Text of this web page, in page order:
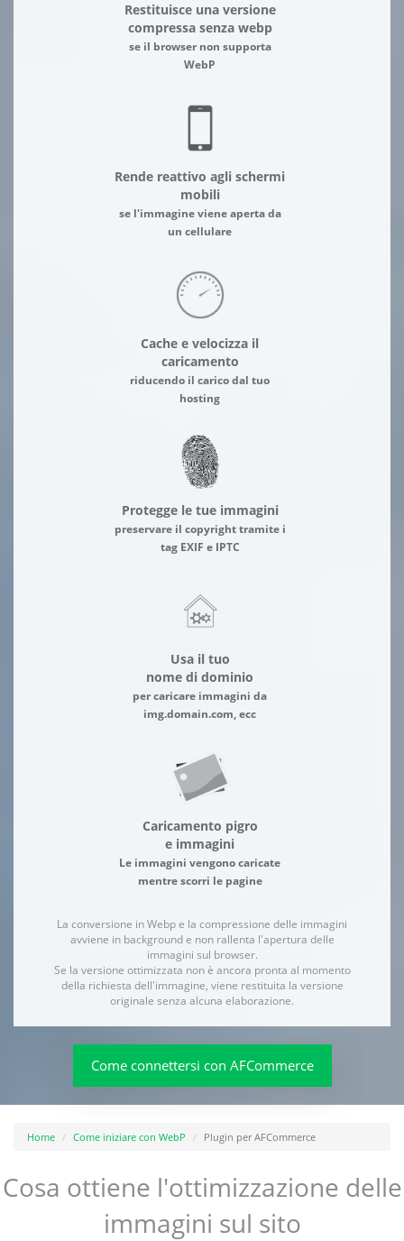
Restituisce una versione
compressa senza webp
se il browser non supporta
WebP
Rende reattivo agli schermi
mobili
se l'immagine viene aperta da
un cellulare
Cache e velocizza il
caricamento
riducendo il carico dal tuo
hosting
Protegge le tue immagini
preservare il copyright tramite i
tag EXIF e IPTC
Usa il tuo
nome di dominio
per caricare immagini da
img.domain.com, ecc
Caricamento pigro
e immagini
Le immagini vengono caricate
mentre scorri le pagine
La conversione in Webp e la compressione delle immagini
avviene in background e non rallenta l'apertura delle
immagini sul browser.
Se la versione ottimizzata non è ancora pronta al momento
della richiesta dell'immagine, viene restituita la versione
originale senza alcuna elaborazione.
Come connettersi con AFCommerce
Home Come iniziare con WebP Plugin per AFCommerce
Cosa ottiene l'ottimizzazione delle
immagini sul sito